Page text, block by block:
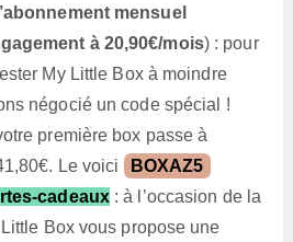
mensuel
à 20,90€/mois) : pour
My Little Box à moindre
négocié un code spécial !
première box passe à
Le voici
BOXAZ5
cadeaux: à l’occasion de la
Box vous propose une